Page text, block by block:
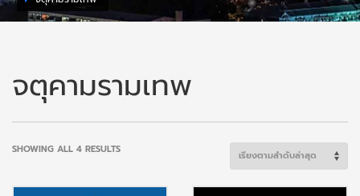
จตุคามรามเทพ
SHOWING ALL 4 RESULTSSORTED